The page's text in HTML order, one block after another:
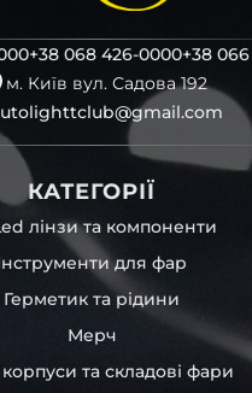
для розбору
для збору фари
фари
MAN , Aito,Lamborghini
на 100 % сумісними із
авто.
і корпусів, розміщені на
Зроблені за
у нашому офісі та
захисту від
фотографіях
– для швидкої
заборонено
з нашого веб-сайту.
окремо як одне скло чи
+38 068 426-0000+38
м. Київ вул. Садова 192
КАТЕГОРІЇ
лінзи та компоненти
для фар
Герметик та рідини
Мерч
та складові фари